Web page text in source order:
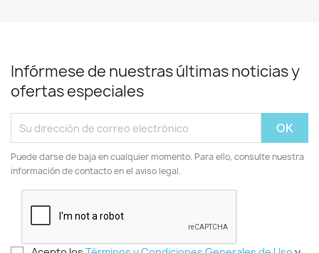
Infórmese de nuestras últimas noticias y
ofertas especiales
Puede darse de baja en cualquier momento. Para ello, consulte nuestra
información de contacto en el aviso legal.